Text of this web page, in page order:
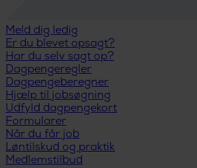
Meld dig ledig
Er du blevet opsagt?
Har du selv sagt op?
Dagpengeregler
Dagpengeberegner
Hjælp til jobsøgning
Udfyld dagpengekort
Formularer
Når du får job
Løntilskud og praktik
Medlemstilbud